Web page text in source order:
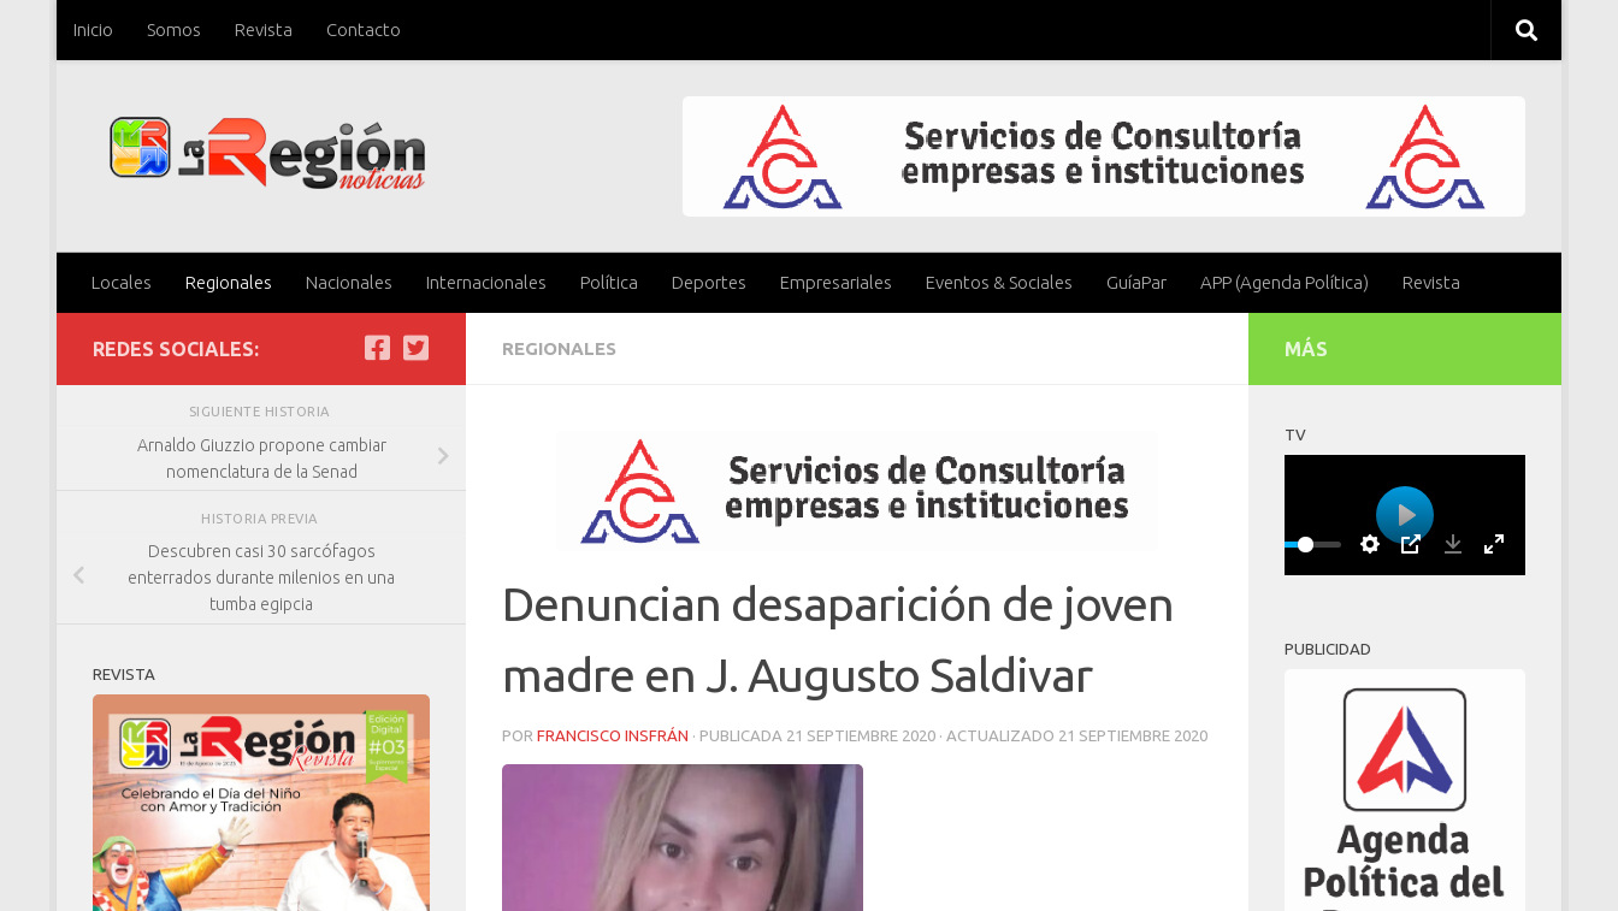
Saltar al contenido
Inicio Somos Revista Contacto
Locales Regionales Nacionales Internacionales Política Deportes Empresariales Eventos & Sociales GuíaPar APP (Agenda Política) Revista
REGIONALES
Denuncian desaparición de joven
madre en J. Augusto Saldivar
POR FRANCISCO INSFRÁN · PUBLICADA 21 SEPTIEMBRE 2020 · ACTUALIZADO 21 SEPTIEMBRE 2020
REDES SOCIALES:
SIGUIENTE HISTORIA
Arnaldo Giuzzio propone cambiar
nomenclatura de la Senad
HISTORIA PREVIA
Descubren casi 30 sarcófagos
enterrados durante milenios en una
tumba egipcia
REVISTA
MÁS
TV
Play
PUBLICIDAD